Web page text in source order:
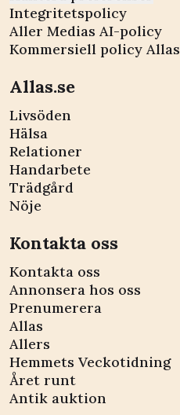
Integritetspolicy
Aller Medias AI-policy
Kommersiell policy Allas
Allas.se
Livsöden
Hälsa
Relationer
Handarbete
Trädgård
Nöje
Kontakta oss
Kontakta oss
Annonsera hos oss
Prenumerera
Allas
Allers
Hemmets Veckotidning
Året runt
Antik auktion